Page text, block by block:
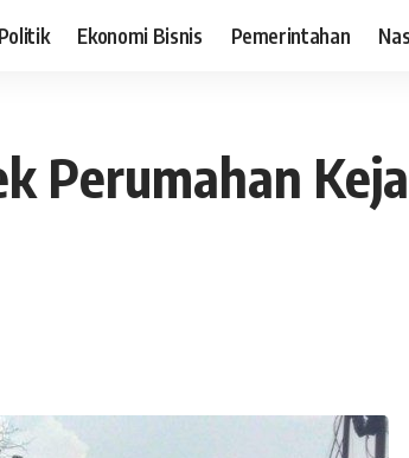
Politik Ekonomi Bisnis Pemerintahan
Perumahan